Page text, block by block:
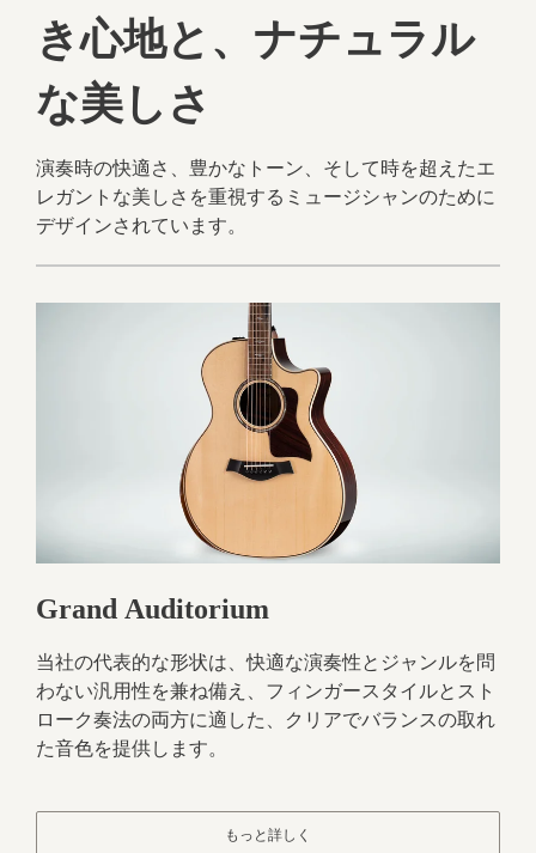
き心地と、ナチュラル
な美しさ
演奏時の快適さ、豊かなトーン、そして時を超えたエ
レガントな美しさを重視するミュージシャンのために
デザインされています。
Grand Auditorium
当社の代表的な形状は、快適な演奏性とジャンルを問
わない汎用性を兼ね備え、フィンガースタイルとスト
ローク奏法の両方に適した、クリアでバランスの取れ
た音色を提供します。
もっと詳しく